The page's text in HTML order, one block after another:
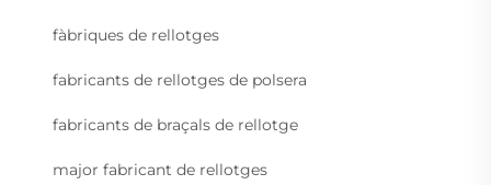
fàbriques de rellotges
fabricants de rellotges de polsera
fabricants de braçals de rellotge
major fabricant de rellotges